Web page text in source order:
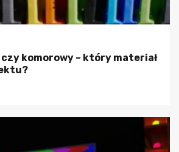
komorowy – który materiał